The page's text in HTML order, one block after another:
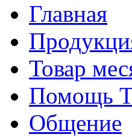
Главная
Товар
Помощь
Общение